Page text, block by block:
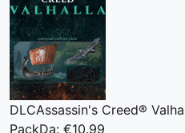
DLCAssassin's Creed®
PackDa: €10.99